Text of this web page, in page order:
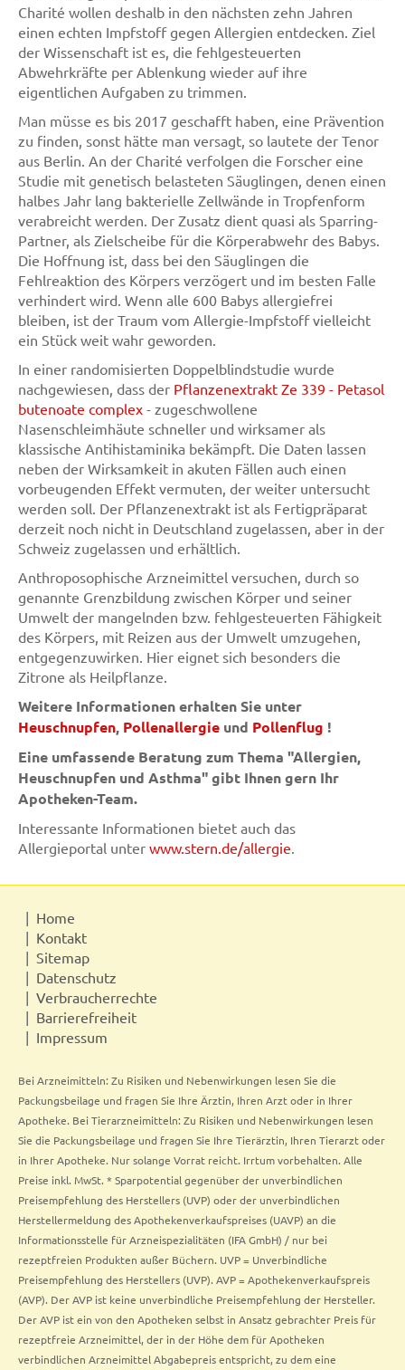
Charité wollen deshalb in den nächsten zehn Jahren
einen echten Impfstoff gegen Allergien entdecken. Ziel
der Wissenschaft ist es, die fehlgesteuerten
Abwehrkräfte per Ablenkung wieder auf ihre
eigentlichen Aufgaben zu trimmen.
Man müsse es bis 2017 geschafft haben, eine Prävention
zu finden, sonst hätte man versagt, so lautete der Tenor
aus Berlin. An der Charité verfolgen die Forscher eine
Studie mit genetisch belasteten Säuglingen, denen einen
halbes Jahr lang bakterielle Zellwände in Tropfenform
verabreicht werden. Der Zusatz dient quasi als Sparring-
Partner, als Zielscheibe für die Körperabwehr des Babys.
Die Hoffnung ist, dass bei den Säuglingen die
Fehlreaktion des Körpers verzögert und im besten Falle
verhindert wird. Wenn alle 600 Babys allergiefrei
bleiben, ist der Traum vom Allergie-Impfstoff vielleicht
ein Stück weit wahr geworden.
In einer randomisierten Doppelblindstudie wurde
nachgewiesen, dass der Pflanzenextrakt Ze 339 - Petasol
butenoate complex - zugeschwollene
Nasenschleimhäute schneller und wirksamer als
klassische Antihistaminika bekämpft. Die Daten lassen
neben der Wirksamkeit in akuten Fällen auch einen
vorbeugenden Effekt vermuten, der weiter untersucht
werden soll. Der Pflanzenextrakt ist als Fertigpräparat
derzeit noch nicht in Deutschland zugelassen, aber in der
Schweiz zugelassen und erhältlich.
Anthroposophische Arzneimittel versuchen, durch so
genannte Grenzbildung zwischen Körper und seiner
Umwelt der mangelnden bzw. fehlgesteuerten Fähigkeit
des Körpers, mit Reizen aus der Umwelt umzugehen,
entgegenzuwirken. Hier eignet sich besonders die
Zitrone als Heilpflanze.
Weitere Informationen erhalten Sie unter
Heuschnupfen, Pollenallergie und Pollenflug !
Eine umfassende Beratung zum Thema "Allergien,
Heuschnupfen und Asthma" gibt Ihnen gern Ihr
Apotheken-Team.
Interessante Informationen bietet auch das
Allergieportal unter www.stern.de/allergie.
Home
Kontakt
Sitemap
Datenschutz
Verbraucherrechte
Barrierefreiheit
Impressum
Bei Arzneimitteln: Zu Risiken und Nebenwirkungen lesen Sie die
Packungsbeilage und fragen Sie Ihre Ärztin, Ihren Arzt oder in Ihrer
Apotheke. Bei Tierarzneimitteln: Zu Risiken und Nebenwirkungen lesen
Sie die Packungsbeilage und fragen Sie Ihre Tierärztin, Ihren Tierarzt oder
in Ihrer Apotheke. Nur solange Vorrat reicht. Irrtum vorbehalten. Alle
Preise inkl. MwSt. * Sparpotential gegenüber der unverbindlichen
Preisempfehlung des Herstellers (UVP) oder der unverbindlichen
Herstellermeldung des Apothekenverkaufspreises (UAVP) an die
Informationsstelle für Arzneispezialitäten (IFA GmbH) / nur bei
rezeptfreien Produkten außer Büchern. UVP = Unverbindliche
Preisempfehlung des Herstellers (UVP). AVP = Apothekenverkaufspreis
(AVP). Der AVP ist keine unverbindliche Preisempfehlung der Hersteller.
Der AVP ist ein von den Apotheken selbst in Ansatz gebrachter Preis für
rezeptfreie Arzneimittel, der in der Höhe dem für Apotheken
verbindlichen Arzneimittel Abgabepreis entspricht, zu dem eine